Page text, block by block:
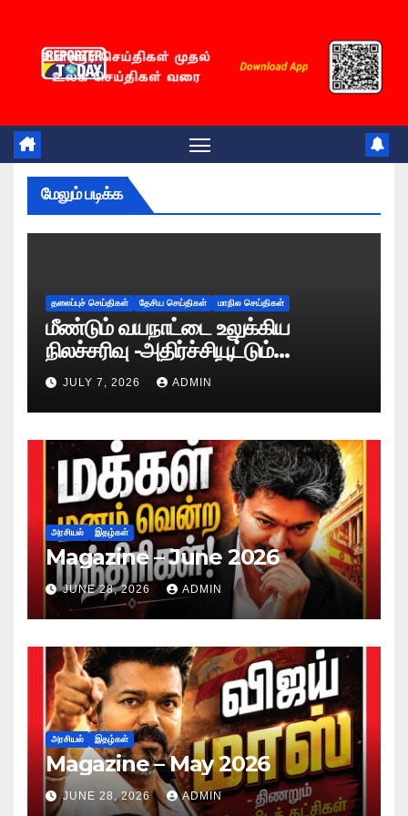
content
மேலும் படிக்க
தலைப்புச் செய்திகள் தேசிய செய்திகள் மாநில செய்திகள்
மீண்டும் வயநாட்டை உலுக்கிய
நிலச்சரிவு -அதிர்ச்சியூட்டும்
காட்சிகள்!
JULY 7, 2026 ADMIN
அரசியல் இதழ்கள்
Magazine – June 2026
JUNE 28, 2026 ADMIN
அரசியல் இதழ்கள்
Magazine – May 2026
JUNE 28, 2026 ADMIN